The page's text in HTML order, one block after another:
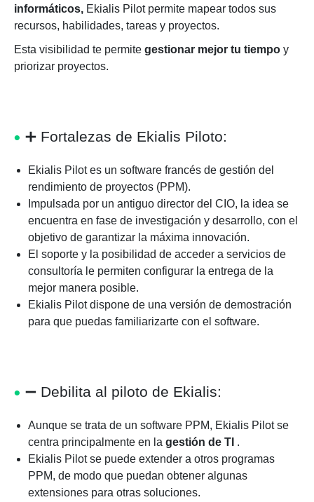
informáticos, Ekialis Pilot permite mapear todos sus
recursos, habilidades, tareas y proyectos.
Esta visibilidad te permite gestionar mejor tu tiempo y
priorizar proyectos.
➕ Fortalezas de Ekialis Piloto:
Ekialis Pilot es un software francés de gestión del
rendimiento de proyectos (PPM).
Impulsada por un antiguo director del CIO, la idea se
encuentra en fase de investigación y desarrollo, con el
objetivo de garantizar la máxima innovación.
El soporte y la posibilidad de acceder a servicios de
consultoría le permiten configurar la entrega de la
mejor manera posible.
Ekialis Pilot dispone de una versión de demostración
para que puedas familiarizarte con el software.
➖ Debilita al piloto de Ekialis:
Aunque se trata de un software PPM, Ekialis Pilot se
centra principalmente en la gestión de TI .
Ekialis Pilot se puede extender a otros programas
PPM, de modo que puedan obtener algunas
extensiones para otras soluciones.